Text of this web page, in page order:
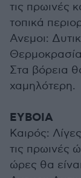
τις πρωινές
τοπικά
Ανεμοι:
Στα βόρεια
χαμηλότερη.
ΕΥΒΟΙΑ
Καιρός:
τις πρωινές
ώρες θα